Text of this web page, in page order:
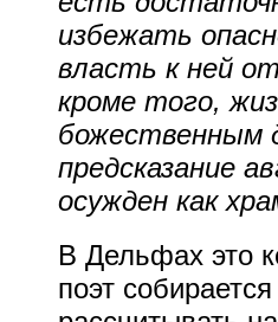
избежать
власть к ней
кроме того,
божественным
предсказание
осужден как
В Дельфах это
поэт